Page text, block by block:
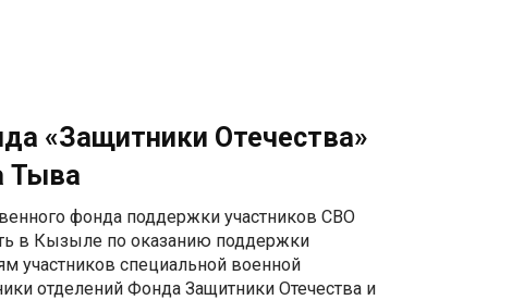
«Защитники Отечества»
Тыва
фонда поддержки участников СВО
в Кызыле по оказанию поддержки
участников специальной военной
отделений Фонда Защитники Отечества и